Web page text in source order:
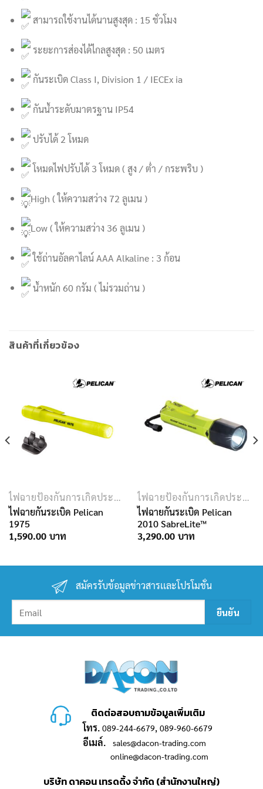
สามารถใช้งานได้นานสูงสุด : 15 ชั่วโมง
ระยะการส่องได้ไกลสูงสุด : 50 เมตร
กันระเบิด Class I, Division 1 / IECEx ia
กันน้ำระดับมาตรฐาน IP54
ปรับได้ 2 โหมด
โหมดไฟปรับได้ 3 โหมด ( สูง / ต่ำ / กระพริบ )
High ( ให้ความสว่าง 72 ลูเมน )
Low ( ให้ความสว่าง 36 ลูเมน )
ใช้ถ่านอัลคาไลน์ AAA Alkaline : 3 ก้อน
น้ำหนัก 60 กรัม ( ไม่รวมถ่าน )
สินค้าที่เกี่ยวข้อง
ไฟฉายป้องกันการเกิดประกายไฟ
ไฟฉายกันระเบิด Pelican
1975
1,590.00
ไฟฉายป้องกันการเกิดประกายไฟ
ไฟฉายกันระเบิด Pelican
2010 SabreLite™
3,290.00
สมัครรับข้อมูลข่าวสารเเละโปรโมชั่น
ติดต่อสอบถามข้อมูลเพิ่มเติม
โทร. 089-244-6679, 089-960-6679
อีเมล์.
sales@dacon-trading.com
online@dacon-trading.com
บริษัท ดาคอน เทรดดิ้ง จำกัด (สำนักงานใหญ่)